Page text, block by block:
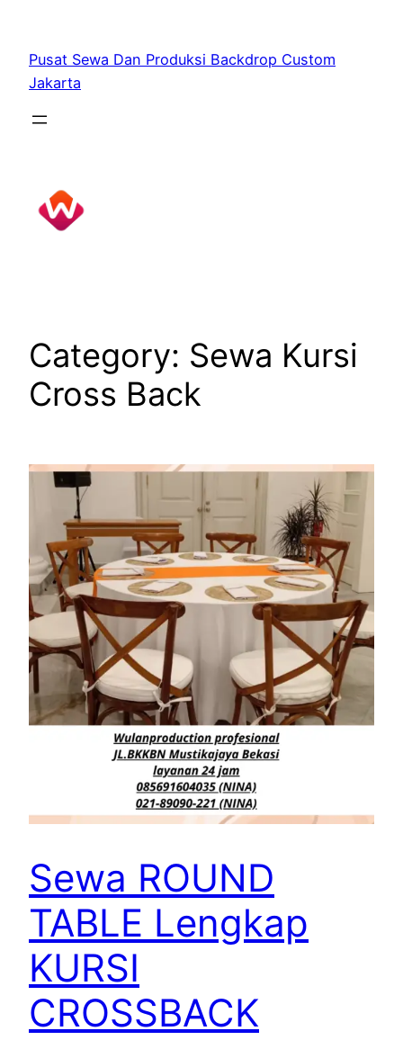
content
Pusat Sewa Dan Produksi Backdrop Custom
Jakarta
Category: Sewa Kursi
Cross Back
Sewa ROUND
TABLE Lengkap
KURSI
CROSSBACK